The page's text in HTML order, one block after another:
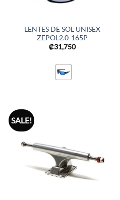
LENTES DE SOL UNISEX
ZEPOL2.0-165P
₡31,750
SALE!